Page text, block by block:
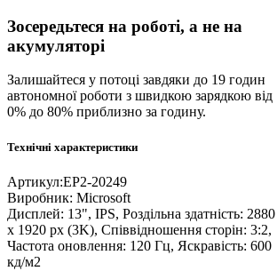
Зосередьтеся на роботі, а не на
акумуляторі
Залишайтеся у потоці завдяки до 19 годин
автономної роботи з швидкою зарядкою від
0% до 80% приблизно за годину.
Технічні характеристики
Артикул:EP2-20249
Виробник: Microsoft
Дисплей: 13", IPS, Роздільна здатність: 2880
х 1920 px (3K), Співвідношення сторін: 3:2,
Частота оновлення: 120 Гц, Яскравість: 600
кд/м2